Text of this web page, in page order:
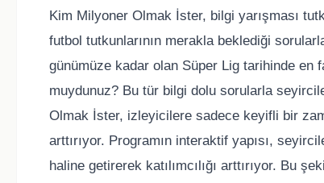
Kim Milyoner Olmak İster, bilgi yarışması
futbol tutkunlarının merakla beklediği
günümüze kadar olan Süper Lig tarihinde en
muydunuz? Bu tür bilgi dolu sorularla
Olmak İster, izleyicilere sadece keyifli bir
arttırıyor. Programın interaktif yapısı,
haline getirerek katılımcılığı arttırıyor. Bu